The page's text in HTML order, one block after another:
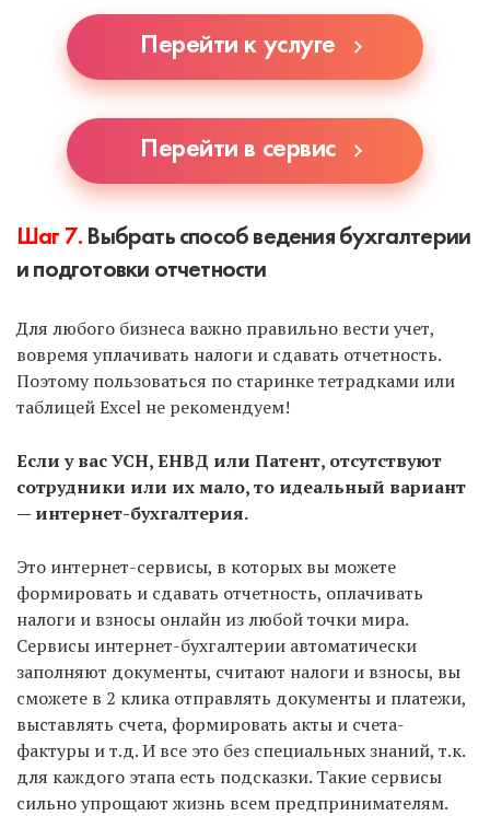
Перейти к услуге
Перейти в сервис
Шаг 7. Выбрать способ ведения бухгалтерии
и подготовки отчетности
Для любого бизнеса важно правильно вести учет,
вовремя уплачивать налоги и сдавать отчетность.
Поэтому пользоваться по старинке тетрадками или
таблицей Excel не рекомендуем!
Если у вас УСН, ЕНВД или Патент, отсутствуют
сотрудники или их мало, то идеальный вариант
— интернет-бухгалтерия.
Это интернет-сервисы, в которых вы можете
формировать и сдавать отчетность, оплачивать
налоги и взносы онлайн из любой точки мира.
Сервисы интернет-бухгалтерии автоматически
заполняют документы, считают налоги и взносы, вы
сможете в 2 клика отправлять документы и платежи,
выставлять счета, формировать акты и счета-
фактуры и т.д. И все это без специальных знаний, т.к.
для каждого этапа есть подсказки. Такие сервисы
сильно упрощают жизнь всем предпринимателям.